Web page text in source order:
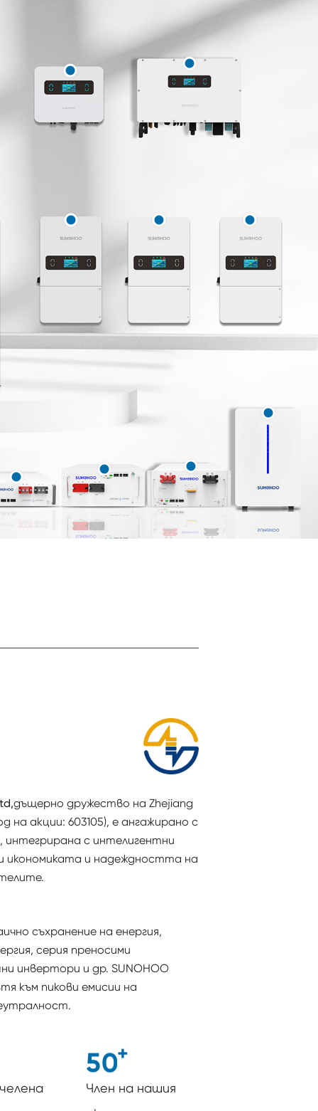
дъщерно дружество на Zhejiang
на акции: 603105), е ангажирано с
интегрирана с интелигентни
икономиката и надеждността на
съхранение на енергия,
серия преносими
инвертори и др. SUNOHOO
към пикови емисии на
50+
Член на нашия